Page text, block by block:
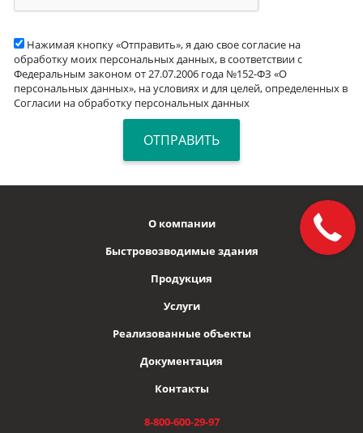
Нажимая кнопку «Отправить», я даю свое согласие на
обработку моих персональных данных, в соответствии с
Федеральным законом от 27.07.2006 года №152-ФЗ «О
персональных данных», на условиях и для целей, определенных в
Согласии на обработку персональных данных
О компании
Быстровозводимые здания
Продукция
Услуги
Реализованные объекты
Документация
Контакты
8-800-600-29-97